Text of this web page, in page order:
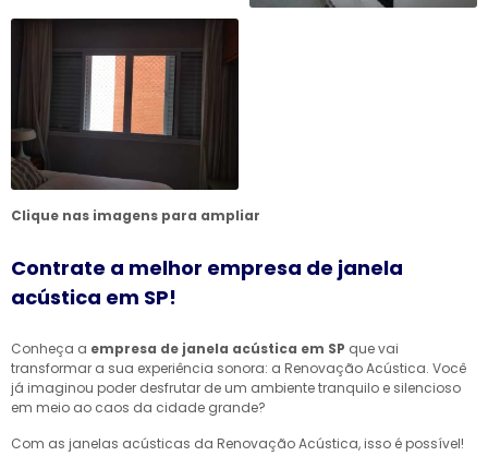
Clique nas imagens para ampliar
Contrate a melhor empresa de janela
acústica em SP!
Conheça a empresa de janela acústica em SP que vai
transformar a sua experiência sonora: a Renovação Acústica. Você
já imaginou poder desfrutar de um ambiente tranquilo e silencioso
em meio ao caos da cidade grande?
Com as janelas acústicas da Renovação Acústica, isso é possível!